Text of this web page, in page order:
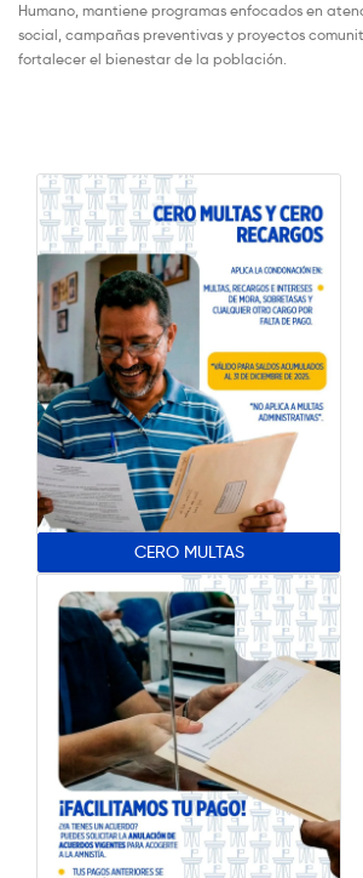
Humano, mantiene programas enfocados en
social, campañas preventivas y proyectos
fortalecer el bienestar de la población.
CERO MULTAS